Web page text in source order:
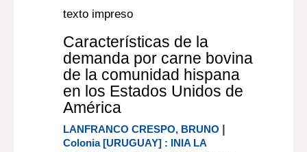
Más información...
texto impreso
Características de la
demanda por carne bovina